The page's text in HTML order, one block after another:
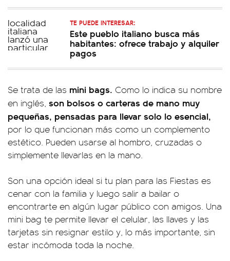
TE PUEDE INTERESAR:
Este pueblo italiano busca más
habitantes: ofrece trabajo y alquiler
pagos
Se trata de las mini bags. Como lo indica su nombre
en inglés, son bolsos o carteras de mano muy
pequeñas, pensadas para llevar solo lo esencial,
por lo que funcionan más como un complemento
estético. Pueden usarse al hombro, cruzadas o
simplemente llevarlas en la mano.
Son una opción ideal si tu plan para las Fiestas es
cenar con la familia y luego salir a bailar o
encontrarte en algún lugar público con amigos. Una
mini bag te permite llevar el celular, las llaves y las
tarjetas sin resignar estilo y, lo más importante, sin
estar incómoda toda la noche.